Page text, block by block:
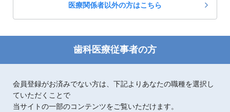
医療関係者以外の方はこちら
歯科医療従事者の方
会員登録がお済みでない方は、下記よりあなたの職種を選択し
ていただくことで
当サイトの一部のコンテンツをご覧いただけます。